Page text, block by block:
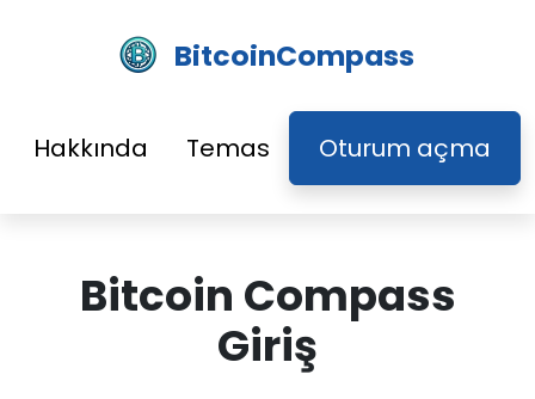
BitcoinCompass
Hakkında Temas Oturum açma
Bitcoin Compass
Giriş